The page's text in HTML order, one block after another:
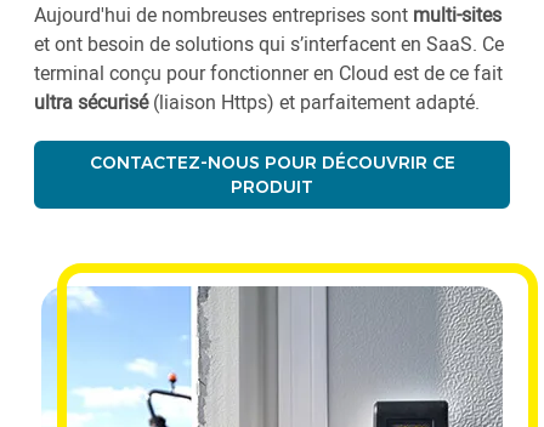
Aujourd'hui de nombreuses entreprises sont multi-sites
et ont besoin de solutions qui s’interfacent en SaaS. Ce
terminal conçu pour fonctionner en Cloud est de ce fait
ultra sécurisé(liaison Https) et parfaitement adapté.
CONTACTEZ-NOUS POUR DÉCOUVRIR CE
PRODUIT